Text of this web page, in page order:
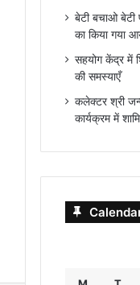
बेटी बचाओ बेटी
का किया गया
सहयोग केंद्र में
की समस्याएँ
कलेक्टर श्री
कार्यक्रम में